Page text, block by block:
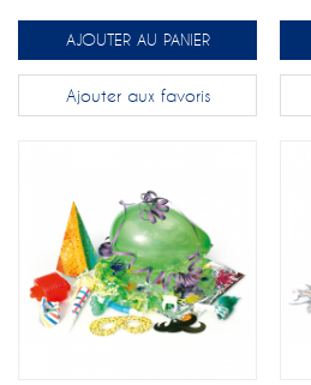
AJOUTER AU PANIER
Ajouter aux favoris